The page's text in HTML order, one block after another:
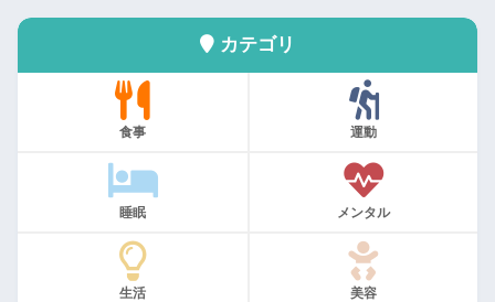
カテゴリ
食事 運動
睡眠 メンタル
生活 美容